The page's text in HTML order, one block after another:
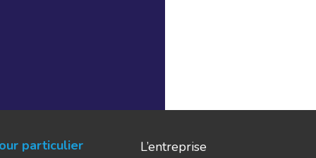
particulier
L’entreprise